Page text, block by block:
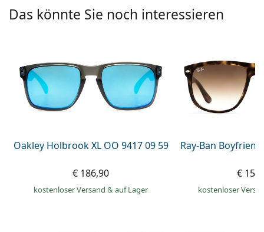
Das könnte Sie noch interessieren
Oakley Holbrook XL OO 9417 09 59
€ 186,90
kostenloser Versand& auf Lager
Ray-Ban
€
kostenloser